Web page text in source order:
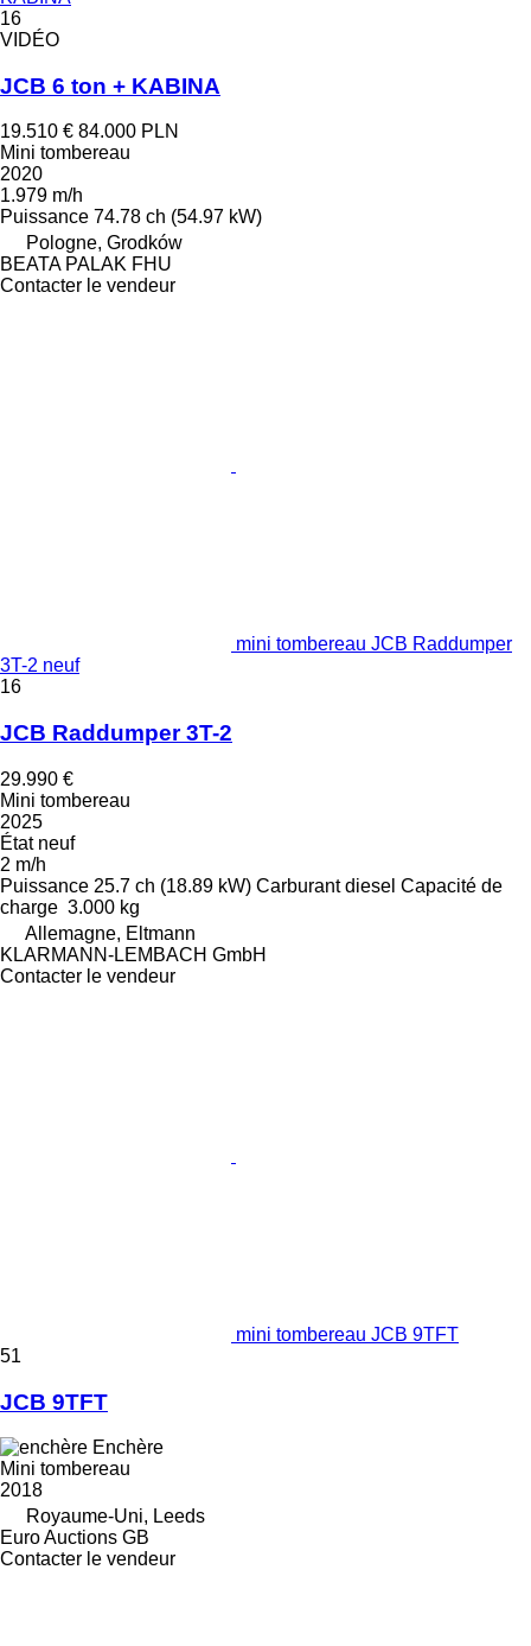
16
VIDÉO
JCB 6 ton + KABINA
19.510 € 84.000 PLN
Mini tombereau
2020
1.979 m/h
Puissance 74.78 ch (54.97 kW)
Pologne, Grodków
BEATA PALAK FHU
Contacter le vendeur
mini tombereau JCB Raddumper
3T-2 neuf
16
JCB Raddumper 3T-2
29.990 €
Mini tombereau
2025
Étatneuf
2 m/h
Puissance 25.7 ch (18.89 kW) Carburant diesel Capacité de
charge 3.000 kg
Allemagne, Eltmann
KLARMANN-LEMBACH GmbH
Contacter le vendeur
mini tombereau JCB 9TFT
51
JCB 9TFT
Enchère
Mini tombereau
2018
Royaume-Uni, Leeds
Euro Auctions GB
Contacter le vendeur